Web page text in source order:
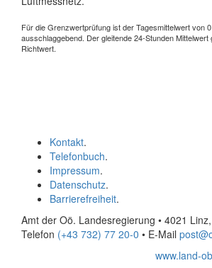
Für die Grenzwertprüfung ist der Tagesmittelwert von
ausschlaggebend. Der gleitende 24-Stunden Mittelwert
Richtwert.
Kontakt.
Telefonbuch.
Impressum.
Datenschutz.
Barrierefreiheit.
Amt der Oö. Landesregierung • 4021
Telefon (+43 732) 77 20-0 • E-Mail
www.land-